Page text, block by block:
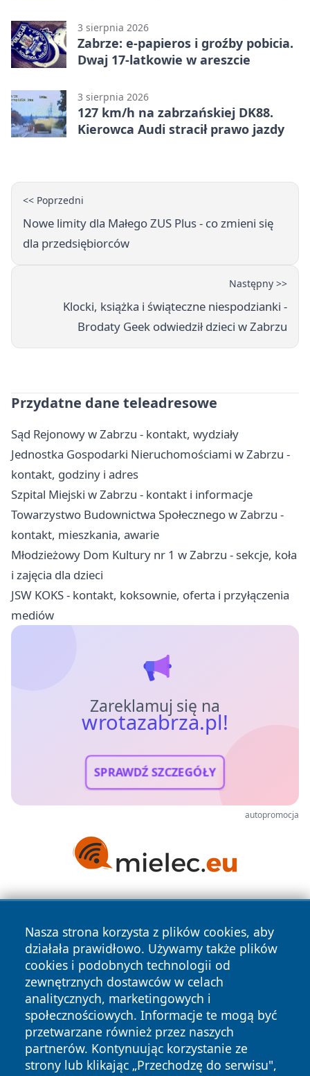
3 sierpnia 2026
Zabrze: e-papieros i groźby pobicia.
Dwaj 17-latkowie w areszcie
3 sierpnia 2026
127 km/h na zabrzańskiej DK88.
Kierowca Audi stracił prawo jazdy
<< Poprzedni
Nowe limity dla Małego ZUS Plus - co zmieni się
dla przedsiębiorców
Następny >>
Klocki, książka i świąteczne niespodzianki -
Brodaty Geek odwiedził dzieci w Zabrzu
Przydatne dane teleadresowe
Sąd Rejonowy w Zabrzu - kontakt, wydziały
Jednostka Gospodarki Nieruchomościami w Zabrzu -
kontakt, godziny i adres
Szpital Miejski w Zabrzu - kontakt i informacje
Towarzystwo Budownictwa Społecznego w Zabrzu -
kontakt, mieszkania, awarie
Młodzieżowy Dom Kultury nr 1 w Zabrzu - sekcje, koła
i zajęcia dla dzieci
JSW KOKS - kontakt, koksownie, oferta i przyłączenia
mediów
Zareklamuj się na
wrotazabrza.pl!
SPRAWDŹ SZCZEGÓŁY
autopromocja
Nasza strona korzysta z plików cookies, aby
działała prawidłowo. Używamy także plików
cookies i podobnych technologii od
zewnętrznych dostawców w celach
analitycznych, marketingowych i
społecznościowych. Informacje te mogą być
przetwarzane również przez naszych
partnerów. Kontynuując korzystanie ze
strony lub klikając „Przechodzę do serwisu",
Copyright © 2026 wrotazabrza.pl Wszystkie prawa
zastrzeżone.
News Autorzy
Polityka
Prywatności
Polityka
Cookies